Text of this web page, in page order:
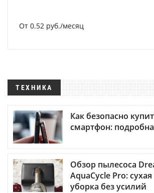
От 0.52 руб./месяц
ТЕХНИКА
Как безопасно
смартфон:
Обзор пылесоса
AquaCycle Pro:
уборка без усилий